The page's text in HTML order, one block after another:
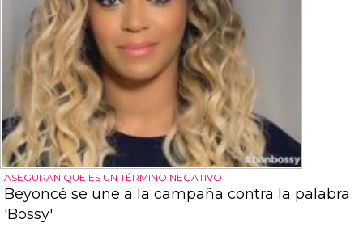
ASEGURAN QUE ES UN TÉRMINO NEGATIVO
Beyoncé se une a la campaña contra la palabra
'Bossy'